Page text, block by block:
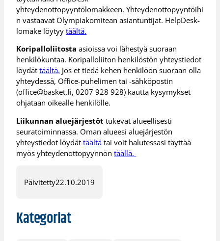
yhteydenottopyyntölomakkeen. Yhteydenottopyyntöihi
n vastaavat Olympiakomitean asiantuntijat. HelpDesk-
lomake löytyytäältä.
Koripalloliitosta asioissa voi lähestyä suoraan
henkilökuntaa. Koripalloliiton henkilöstön yhteystiedot
löydättäältä. Jos et tiedä kehen henkilöön suoraan olla
yhteydessä, Office-puhelimen tai -sähköpostin
(office@basket.fi, 0207 928 928) kautta kysymykset
ohjataan oikealle henkilölle.
Liikunnan aluejärjestöt tukevat alueellisesti
seuratoiminnassa. Oman alueesi aluejärjestön
yhteystiedot löydättäältä tai voit halutessasi täyttää
myös yhteydenottopyynnöntäällä.
Päivitetty22.10.2019
Kategoriat